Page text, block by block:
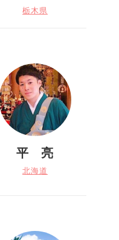
栃木県
平 亮
北海道